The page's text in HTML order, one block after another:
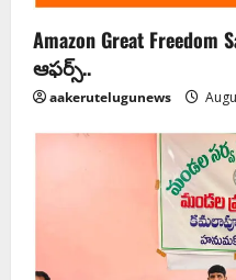
Amazon Great
ఆఫర్స్..
aakerutelugunews